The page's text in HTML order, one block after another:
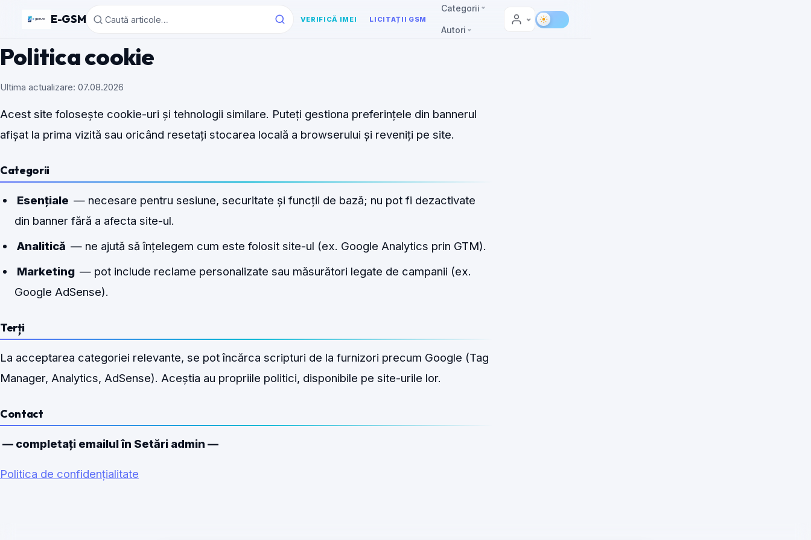
E-GSM VERIFICĂ IMEI LICITAȚII GSM
Categorii
Autori
Politica cookie
Ultima actualizare: 07.08.2026
Acest site folosește cookie-uri și tehnologii similare. Puteți gestiona preferințele din bannerul
afișat la prima vizită sau oricând resetați stocarea locală a browserului și reveniți pe site.
Categorii
Esențiale — necesare pentru sesiune, securitate și funcții de bază; nu pot fi dezactivate
din banner fără a afecta site-ul.
Analitică — ne ajută să înțelegem cum este folosit site-ul (ex. Google Analytics prin GTM).
Marketing — pot include reclame personalizate sau măsurători legate de campanii (ex.
Google AdSense).
Terți
La acceptarea categoriei relevante, se pot încărca scripturi de la furnizori precum Google (Tag
Manager, Analytics, AdSense). Aceștia au propriile politici, disponibile pe site-urile lor.
Contact
— completați emailul în Setări admin —
Politica de confidențialitate